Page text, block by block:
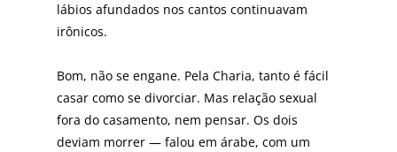
lábios afundados nos cantos continuavam
irônicos.
Bom, não se engane. Pela Charia, tanto é fácil
casar como se divorciar. Mas relação sexual
fora do casamento, nem pensar. Os dois
deviam morrer — falou em árabe, com um